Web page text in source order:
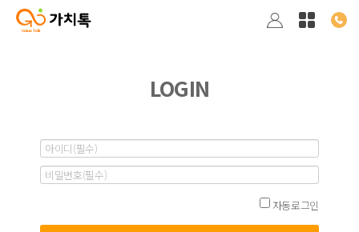
LOGIN
자동로그인